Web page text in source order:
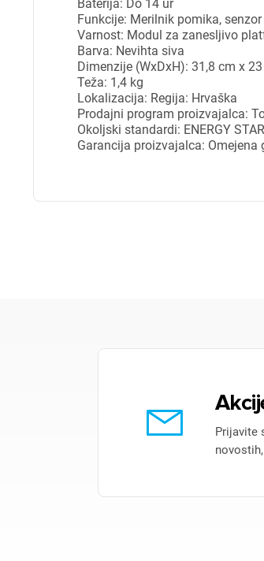
Baterija: Do 14 ur
Funkcije: Merilnik pomika,
Varnost: Modul za zanesljivo
Barva: Nevihta siva
Dimenzije (WxDxH): 31,8 cm x
Teža: 1,4 kg
Lokalizacija: Regija: Hrvaška
Prodajni program proizvajalca:
Okoljski standardi: ENERGY
Garancija proizvajalca:
Prijavite